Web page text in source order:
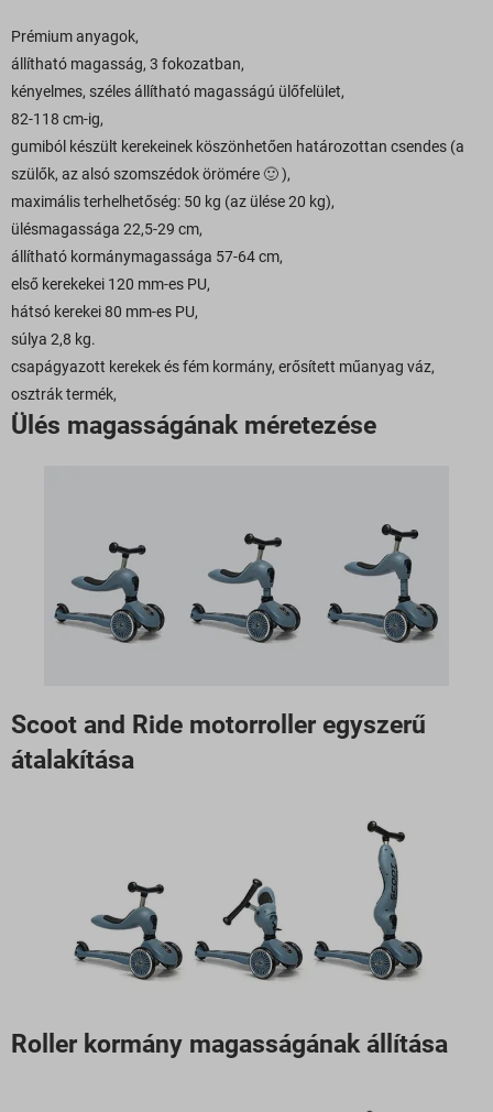
Prémium anyagok,
állítható magasság, 3 fokozatban,
kényelmes, széles állítható magasságú ülőfelület,
82-118 cm-ig,
gumiból készült kerekeinek köszönhetően határozottan csendes (a
szülők, az alsó szomszédok örömére 🙂 ),
maximális terhelhetőség: 50 kg (az ülése 20 kg),
ülésmagassága 22,5-29 cm,
állítható kormánymagassága 57-64 cm,
első kerekekei 120 mm-es PU,
hátsó kerekei 80 mm-es PU,
súlya 2,8 kg.
csapágyazott kerekek és fém kormány, erősített műanyag váz,
osztrák termék,
Ülés magasságának méretezése
Scoot and Ride motorroller egyszerű
átalakítása
Roller kormány magasságának állítása